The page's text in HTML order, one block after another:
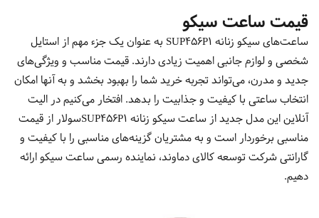
قیمت ساعت سیکو
ساعت‌های سیکو زنانه SUP456P1 به عنوان یک جزء مهم از استایل
شخصی و لوازم جانبی اهمیت زیادی دارند. قیمت مناسب و ویژگی‌های
جدید و مدرن، می‌تواند تجربه خرید شما را بهبود بخشد و به آنها امکان
انتخاب ساعتی با کیفیت و جذابیت را بدهد. افتخار می‌کنیم در الیت
آنلاین این مدل جدید از ساعت سیکو زنانه SUP456P1سولار از قیمت
مناسبی برخوردار است و به مشتریان گزینه‌های مناسبی را با کیفیت و
گارانتی شرکت توسعه کالای دماوند، نماینده رسمی ساعت سیکو ارائه
دهیم.